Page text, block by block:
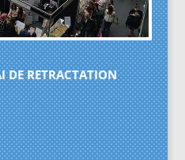
DE RETRACTATION